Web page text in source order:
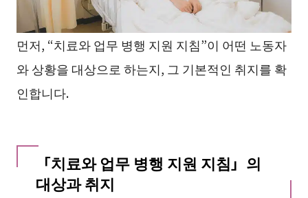
먼저, “치료와 업무 병행 지원 지침”이 어떤 노동자
와 상황을 대상으로 하는지, 그 기본적인 취지를 확
인합니다.
「치료와 업무 병행 지원 지침」의
대상과 취지